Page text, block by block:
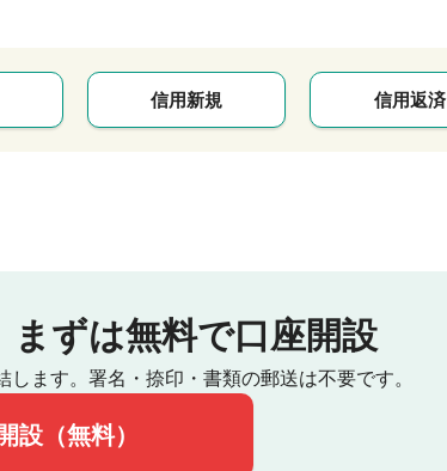
信用新規 信用返済
まずは無料で口座開設
ます。 署名・捺印・書類の郵送は不要です。
設（無料）